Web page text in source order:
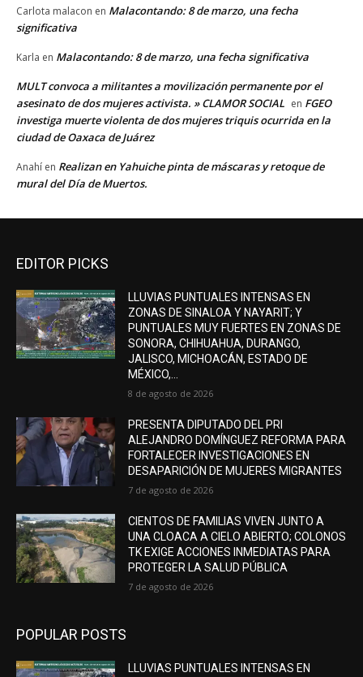
Carlota malacon en Malacontando: 8 de marzo, una fecha
significativa
Karla en Malacontando: 8 de marzo, una fecha significativa
MULT convoca a militantes a movilización permanente por el
asesinato de dos mujeres activista. » CLAMOR SOCIAL en FGEO
investiga muerte violenta de dos mujeres triquis ocurrida en la
ciudad de Oaxaca de Juárez
Anahí en Realizan en Yahuiche pinta de máscaras y retoque de
mural del Día de Muertos.
EDITOR PICKS
LLUVIAS PUNTUALES INTENSAS EN
ZONAS DE SINALOA Y NAYARIT; Y
PUNTUALES MUY FUERTES EN ZONAS DE
SONORA, CHIHUAHUA, DURANGO,
JALISCO, MICHOACÁN, ESTADO DE
MÉXICO,...
8 de agosto de 2026
PRESENTA DIPUTADO DEL PRI
ALEJANDRO DOMÍNGUEZ REFORMA PARA
FORTALECER INVESTIGACIONES EN
DESAPARICIÓN DE MUJERES MIGRANTES
7 de agosto de 2026
CIENTOS DE FAMILIAS VIVEN JUNTO A
UNA CLOACA A CIELO ABIERTO; COLONOS
TK EXIGE ACCIONES INMEDIATAS PARA
PROTEGER LA SALUD PÚBLICA
7 de agosto de 2026
POPULAR POSTS
LLUVIAS PUNTUALES INTENSAS EN